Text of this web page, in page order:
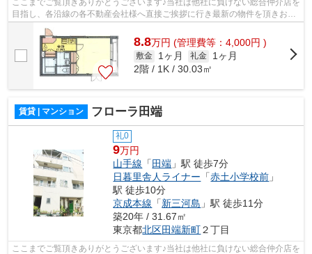
ここまでご覧頂きありがとうございます♪当社は他社に負けない総合仲介店を
目指し、各沿線の各不動産会社様へ直接ご挨拶に行き最新の物件を頂きお客
様へ提供しております！最新の情報は...
8.8万円 (管理費等：4,000円 )
敷金 1ヶ月 礼金
1ヶ月
2階 / 1K / 30.03㎡
賃貸 | マンション フローラ田端
礼0
9万円
山手線 「 田端 」駅 徒歩7分
日暮里舎人ライナー 「赤土小学校前 」
駅 徒歩10分
京成本線 「新三河島 」駅 徒歩11分
築20年 / 31.67㎡
東京都北区田端新町２丁目
ここまでご覧頂きありがとうございます♪当社は他社に負けない総合仲介店を